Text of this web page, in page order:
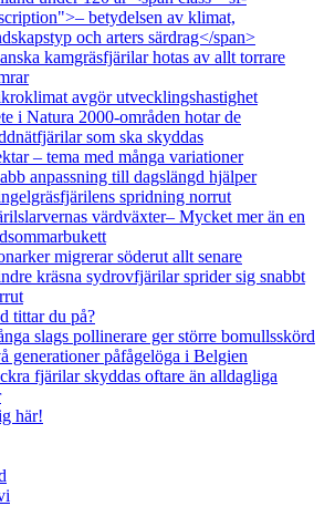
betydelsen av klimat,
och arters särdrag</span>
kamgräsfjärilar hotas av allt torrare
avgör utvecklingshastighet
i Natura 2000-områden hotar de
som ska skyddas
– tema med många variationer
anpassning till dagslängd hjälper
spridning norrut
värdväxter– Mycket mer än en
migrerar söderut allt senare
kräsna sydrovfjärilar sprider sig snabbt
tittar du på?
slags pollinerare ger större bomullsskörd
generationer påfågelöga i Belgien
fjärilar skyddas oftare än alldagliga
här!